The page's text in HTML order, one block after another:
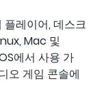
레이어, 데스크
Mac 및
에서 사용 가
오 게임 콘솔에